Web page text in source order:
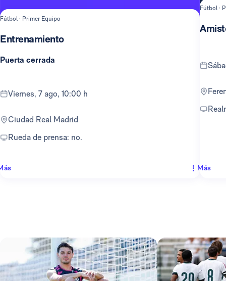
Fútbol · Primer Equipo
Entrenamiento
Puerta cerrada
viernes, 7 ago, 10:00 h
Ciudad Real Madrid
Rueda de prensa: no.
Fútbol ·
Más